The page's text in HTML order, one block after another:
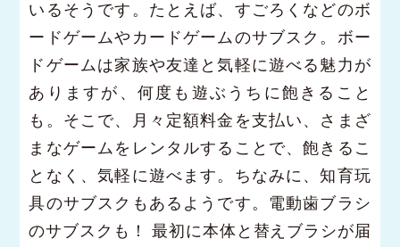
いるそうです。たとえば、すごろくなどのボ
ードゲームやカードゲームのサブスク。ボー
ドゲームは家族や友達と気軽に遊べる魅力が
ありますが、何度も遊ぶうちに飽きること
も。そこで、月々定額料金を支払い、さまざ
まなゲームをレンタルすることで、飽きるこ
となく、気軽に遊べます。ちなみに、知育玩
具のサブスクもあるようです。電動歯ブラシ
のサブスクも！ 最初に本体と替えブラシが届